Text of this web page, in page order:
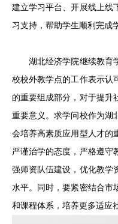
建立学习平台、开展线上线
习支持，帮助学生顺利完成
湖北经济学院继续教育学
校校外教学点的工作表示认
的重要组成部分，对于提升
重要意义。求学问校作为湖
会培养高素质应用型人才的
严谨治学的态度，严格遵守
强师资队伍建设，优化教学
水平。同时，要紧密结合市
和课程体系，培养更多适应